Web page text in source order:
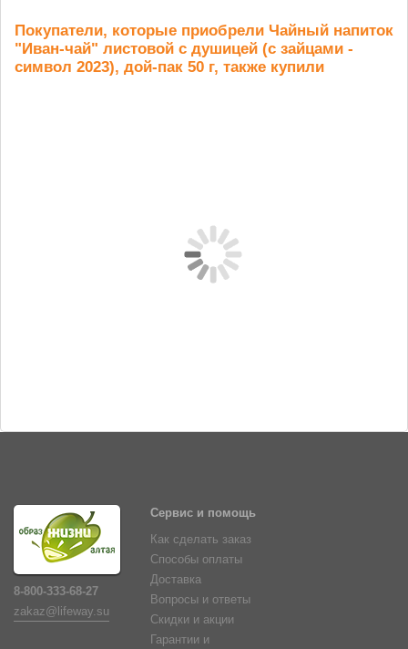
Покупатели, которые приобрели Чайный напиток
"Иван-чай" листовой с душицей (с зайцами -
символ 2023), дой-пак 50 г, также купили
семена 0,2 кг
174 руб.
8-800-333-68-27
zakaz@lifeway.su
Сервис и помощь
Как сделать заказ
Способы оплаты
Доставка
Вопросы и ответы
Скидки и акции
Гарантии и